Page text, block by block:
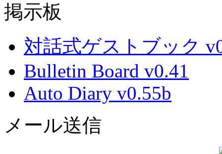
掲示板
対話式ゲストブック
Bulletin Board v0.41
Auto Diary v0.55b
メール送信